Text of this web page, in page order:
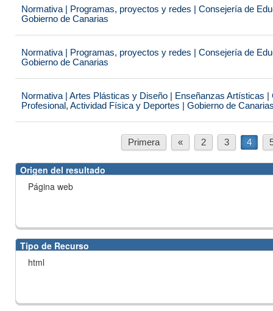
Normativa | Programas, proyectos y redes | Consejería de
Gobierno de Canarias
Normativa | Programas, proyectos y redes | Consejería de
Gobierno de Canarias
Normativa | Artes Plásticas y Diseño | Enseñanzas Artísticas
Profesional, Actividad Física y Deportes | Gobierno de
Primera « 2 3 4
Origen del resultado
Página web
Tipo de Recurso
html